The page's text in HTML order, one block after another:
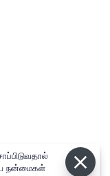
நன்மைகள்